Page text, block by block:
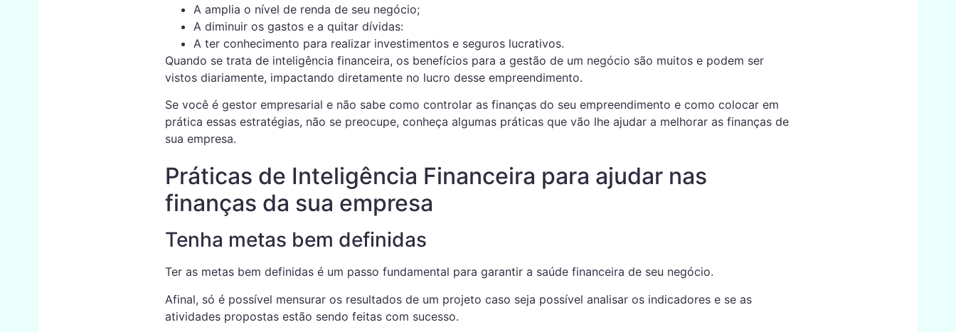
A amplia o nível de renda de seu negócio;
A diminuir os gastos e a quitar dívidas:
A ter conhecimento para realizar investimentos e seguros lucrativos.
Quando se trata de inteligência financeira, os benefícios para a gestão de um negócio são muitos e podem ser
vistos diariamente, impactando diretamente no lucro desse empreendimento.
Se você é gestor empresarial e não sabe como controlar as finanças do seu empreendimento e como colocar em
prática essas estratégias, não se preocupe, conheça algumas práticas que vão lhe ajudar a melhorar as finanças de
sua empresa.
Práticas de Inteligência Financeira para ajudar nas
finanças da sua empresa
Tenha metas bem definidas
Ter as metas bem definidas é um passo fundamental para garantir a saúde financeira de seu negócio.
Afinal, só é possível mensurar os resultados de um projeto caso seja possível analisar os indicadores e se as
atividades propostas estão sendo feitas com sucesso.